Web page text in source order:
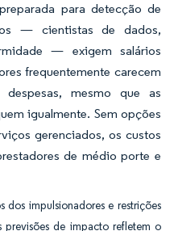
para detecção de
— cientistas de dados,
— exigem salários
frequentemente carecem
mesmo que as
igualmente. Sem opções
gerenciados, os custos
de médio porte e
dos impulsionadores e restrições
de impacto refletem o